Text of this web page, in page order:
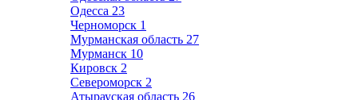
Одесса 23
Черноморск 1
Мурманская область 27
Мурманск 10
Кировск 2
Североморск 2
Атырауская область 26